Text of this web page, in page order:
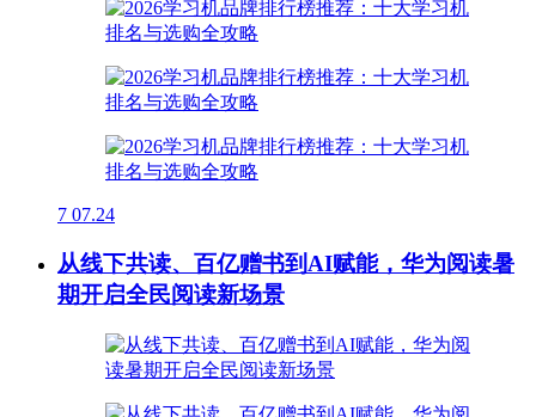
7 07.24
从线下共读、百亿赠书到AI赋能，华为阅读暑
期开启全民阅读新场景